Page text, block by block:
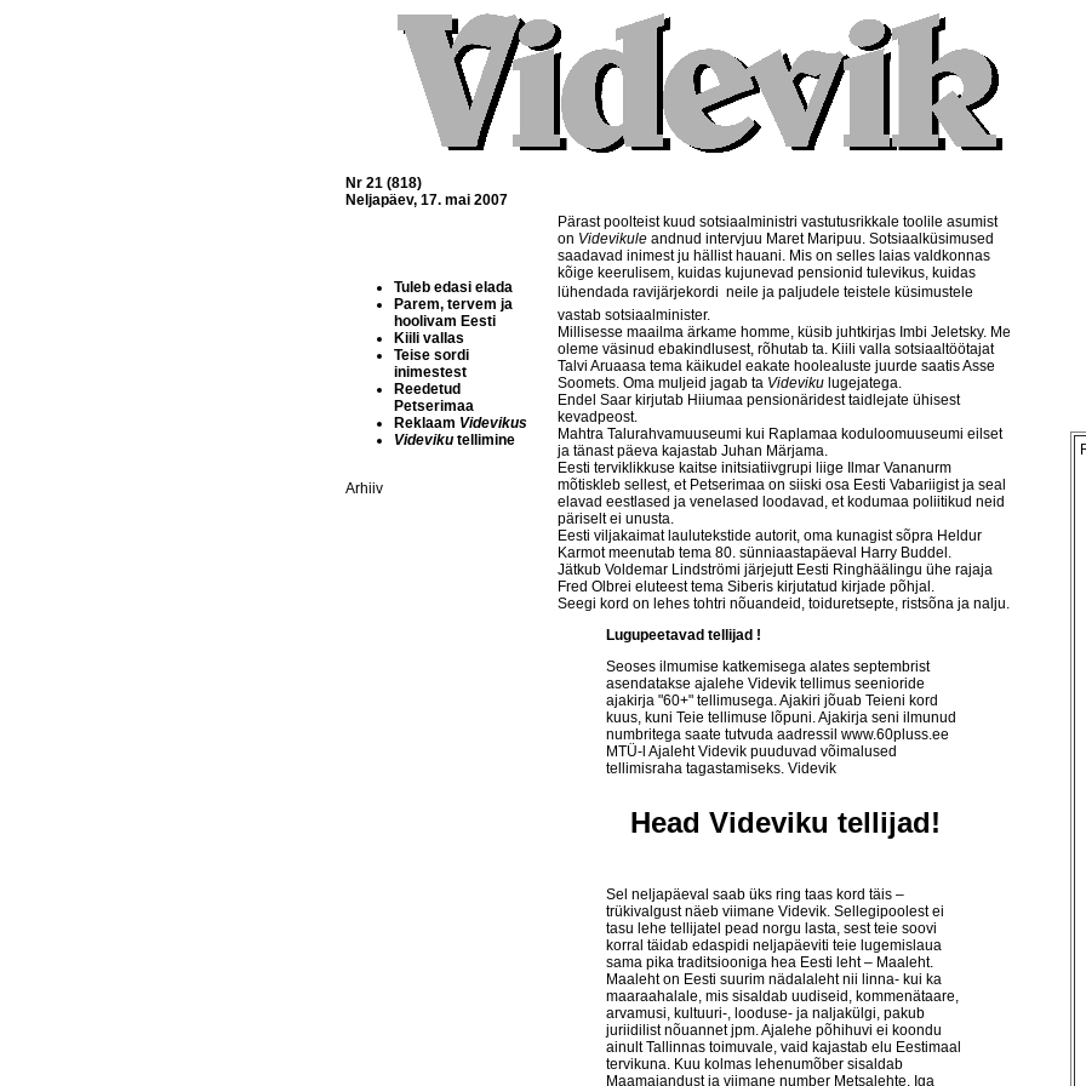
Nr 21 (818)
Neljapäev, 17. mai 2007
Tuleb edasi elada
Parem, tervem ja
hoolivam Eesti
Kiili vallas
Teise sordi
inimestest
Reedetud
Petserimaa
Reklaam Videvikus
Videviku tellimine
Arhiiv
Pärast poolteist kuud sotsiaalministri vastutusrikkale toolile asumist
on Videvikule andnud intervjuu Maret Maripuu. Sotsiaalküsimused
saadavad inimest ju hällist hauani. Mis on selles laias valdkonnas
kõige keerulisem, kuidas kujunevad pensionid tulevikus, kuidas
lühendada ravijärjekordi  neile ja paljudele teistele küsimustele
vastab sotsiaalminister.
Millisesse maailma ärkame homme, küsib juhtkirjas Imbi Jeletsky. Me
oleme väsinud ebakindlusest, rõhutab ta. Kiili valla sotsiaaltöötajat
Talvi Aruaasa tema käikudel eakate hoolealuste juurde saatis Asse
Soomets. Oma muljeid jagab ta Videviku lugejatega.
Endel Saar kirjutab Hiiumaa pensionäridest taidlejate ühisest
kevadpeost.
Mahtra Talurahvamuuseumi kui Raplamaa koduloomuuseumi eilset
ja tänast päeva kajastab Juhan Märjama.
Eesti terviklikkuse kaitse initsiatiivgrupi liige Ilmar Vananurm
mõtiskleb sellest, et Petserimaa on siiski osa Eesti Vabariigist ja seal
elavad eestlased ja venelased loodavad, et kodumaa poliitikud neid
päriselt ei unusta.
Eesti viljakaimat laulutekstide autorit, oma kunagist sõpra Heldur
Karmot meenutab tema 80. sünniaastapäeval Harry Buddel.
Jätkub Voldemar Lindströmi järjejutt Eesti Ringhäälingu ühe rajaja
Fred Olbrei eluteest tema Siberis kirjutatud kirjade põhjal.
Seegi kord on lehes tohtri nõuandeid, toiduretsepte, ristsõna ja nalju.
Lugupeetavad tellijad !
Seoses ilmumise katkemisega alates septembrist
asendatakse ajalehe Videvik tellimus seenioride
ajakirja "60+" tellimusega. Ajakiri jõuab Teieni kord
kuus, kuni Teie tellimuse lõpuni. Ajakirja seni ilmunud
numbritega saate tutvuda aadressil www.60pluss.ee
MTÜ-l Ajaleht Videvik puuduvad võimalused
tellimisraha tagastamiseks. Videvik
Head Videviku tellijad!
Sel neljapäeval saab üks ring taas kord täis –
trükivalgust näeb viimane Videvik. Sellegipoolest ei
tasu lehe tellijatel pead norgu lasta, sest teie soovi
korral täidab edaspidi neljapäeviti teie lugemislaua
sama pika traditsiooniga hea Eesti leht – Maaleht.
Maaleht on Eesti suurim nädalaleht nii linna- kui ka
maaraahalale, mis sisaldab uudiseid, kommenätaare,
arvamusi, kultuuri-, looduse- ja naljakülgi, pakub
juriidilist nõuannet jpm. Ajalehe põhihuvi ei koondu
ainult Tallinnas toimuvale, vaid kajastab elu Eestimaal
tervikuna. Kuu kolmas lehenumõber sisaldab
Maamajandust ja viimane number Metsalehte. Iga